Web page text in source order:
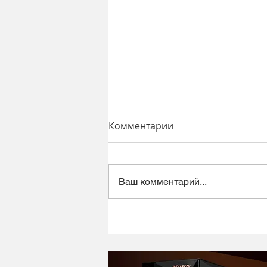
микрофон в ретро корпусе
Комментарии
Ваш комментарий...